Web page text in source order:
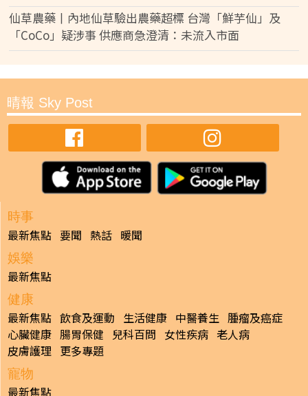
仙草農藥丨內地仙草驗出農藥超標 台灣「鮮芋仙」及
「CoCo」疑涉事 供應商急澄清：未流入市面
晴報 Sky Post
時事
最新焦點 要聞 熱話 暖聞
娛樂
最新焦點
健康
最新焦點 飲食及運動 生活健康 中醫養生 腫瘤及癌症
心臟健康 腸胃保健 兒科百問 女性疾病 老人病
皮膚護理 更多專題
寵物
最新焦點